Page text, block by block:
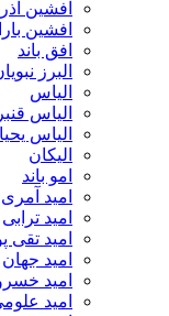
افشین
افشین
افق باند
البرز
الیاس
الیاس
الیاس
الیکان
امو باند
امید
امید ترابی
امید تقی
امید جهان
امید
امید